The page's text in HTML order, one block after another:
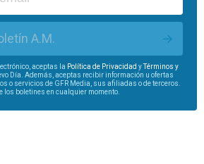
A.M.
aceptas la Política de Privacidad yTérminos y
Día. Además, aceptas recibir información u ofertas
o servicios de GFR Media, sus afiliadas o de terceros.
los boletines en cualquier momento.